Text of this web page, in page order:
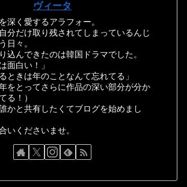
ヴィータ
深く愛するアラフォー。
分だけ取り残されてしまっているんじ
日々。
込んできたのは韓国ドラマでした。
面白い！」
ときは年のことなんて忘れてる」
年をとってさらに作品の深い部分が分か
る！）
かと共有したくてブログを始めまし
いくださいませ。